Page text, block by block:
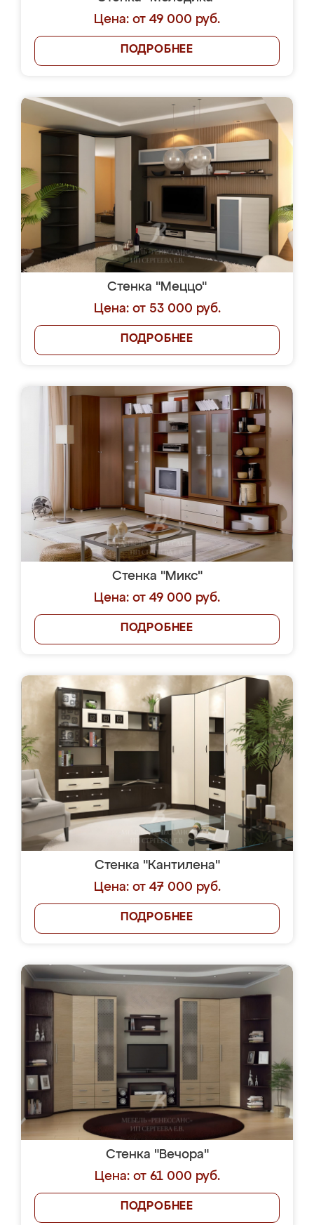
Цена: от 49 000 руб.
ПОДРОБНЕЕ
Стенка "Меццо"
Цена: от 53 000 руб.
ПОДРОБНЕЕ
Стенка "Микс"
Цена: от 49 000 руб.
ПОДРОБНЕЕ
Стенка "Кантилена"
Цена: от 47 000 руб.
ПОДРОБНЕЕ
Стенка "Вечора"
Цена: от 61 000 руб.
ПОДРОБНЕЕ